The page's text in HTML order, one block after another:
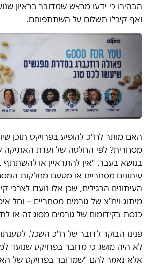
הבהירו כי ידעו מראש שמדובר בראיון
ואף קיבלו תשלום על השתתפותם.
האם מותר לח"כ להופיע בפרויקט תוכן
מסחרית? לפי החלטה של ועדת
בנושא בעבר, "אין להתראיין או
עיתונים מסחריים או מטעם מחלקות
העיתונים הרגילים, שכן אלו נועדו לצרכי
מיתוג ויח"צ של גורמים מסחריים – וחל
כנסת בקידומום של גורמים מסוג זה או
פנינו הבוקר לדובר של ח"כ השכל.
לא היה מושג כי מדובר בפרויקט שנועד
אלא נאמר להם "שמדובר בפרויקט של